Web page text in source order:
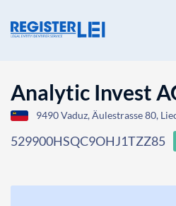
Analytic Invest
9490 Vaduz, Äulestrasse 80,
529900HSQC9OHJ1TZZ85